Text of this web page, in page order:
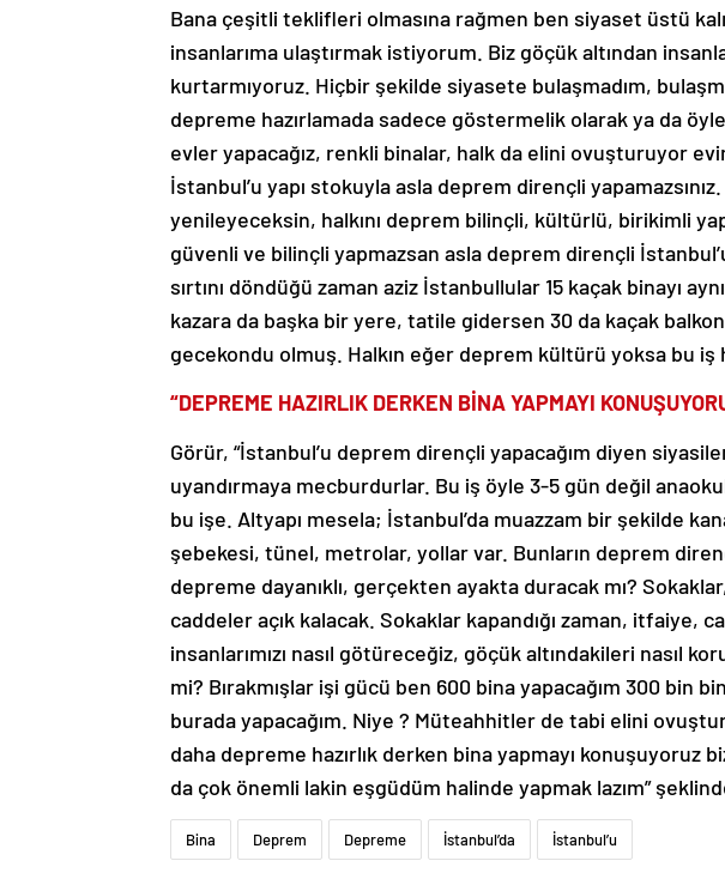
Bana çeşitli teklifleri olmasına rağmen ben siyaset üstü
insanlarıma ulaştırmak istiyorum. Biz göçük altından
kurtarmıyoruz. Hiçbir şekilde siyasete bulaşmadım,
depreme hazırlamada sadece göstermelik olarak ya da
evler yapacağız, renkli binalar, halk da elini ovuşturuyor
İstanbul’u yapı stokuyla asla deprem dirençli yapamazsınız.
yenileyeceksin, halkını deprem bilinçli, kültürlü, birikimli
güvenli ve bilinçli yapmazsan asla deprem dirençli
sırtını döndüğü zaman aziz İstanbullular 15 kaçak binayı
kazara da başka bir yere, tatile gidersen 30 da kaçak
gecekondu olmuş. Halkın eğer deprem kültürü yoksa bu iş
“DEPREME HAZIRLIK DERKEN BİNA YAPMAYI
Görür, “İstanbul’u deprem dirençli yapacağım diyen
uyandırmaya mecburdurlar. Bu iş öyle 3-5 gün değil
bu işe. Altyapı mesela; İstanbul’da muazzam bir şekilde
şebekesi, tünel, metrolar, yollar var. Bunların deprem
depreme dayanıklı, gerçekten ayakta duracak mı?
caddeler açık kalacak. Sokaklar kapandığı zaman, itfaiye,
insanlarımızı nasıl götüreceğiz, göçük altındakileri nasıl
mi? Bırakmışlar işi gücü ben 600 bina yapacağım 300 bin
burada yapacağım. Niye ? Müteahhitler de tabi elini
daha depreme hazırlık derken bina yapmayı konuşuyoruz
da çok önemli lakin eşgüdüm halinde yapmak lazım”
Bina Deprem Depreme İstanbul’da İstanbul’u